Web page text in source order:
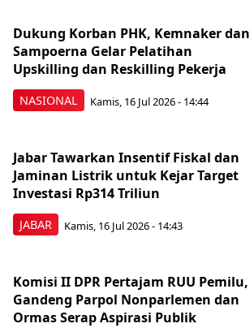
NASIONAL
Dukung Korban PHK, Kemnaker dan
Sampoerna Gelar Pelatihan
Upskilling dan Reskilling Pekerja
Kamis, 16 Jul 2026 - 14:44
JABAR
Jabar Tawarkan Insentif Fiskal dan
Jaminan Listrik untuk Kejar Target
Investasi Rp314 Triliun
Kamis, 16 Jul 2026 - 14:43
Komisi II DPR Pertajam RUU Pemilu,
Gandeng Parpol Nonparlemen dan
Ormas Serap Aspirasi Publik